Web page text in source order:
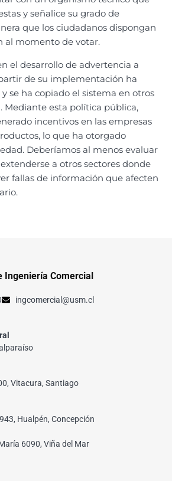
y señalice su grado de
que los ciudadanos dispongan
al momento de votar.
el desarrollo de advertencia a
de su implementación ha
se ha copiado el sistema en otros
Mediante esta política pública,
incentivos en las empresas
lo que ha otorgado
Deberíamos al menos evaluar
a otros sectores donde
fallas de información que afecten
Ingeniería Comercial
ingcomercial@usm.cl
Vitacura, Santiago
Hualpén, Concepción
6090, Viña del Mar